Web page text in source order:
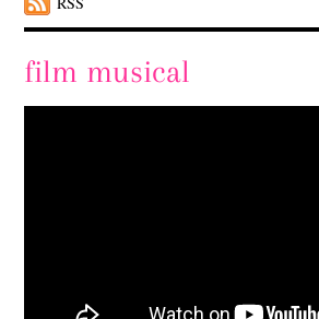
film musical